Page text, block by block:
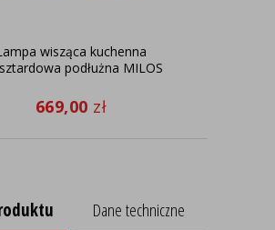
wisząca kuchenna
podłużna MILOS
669,00 zł
Dane techniczne